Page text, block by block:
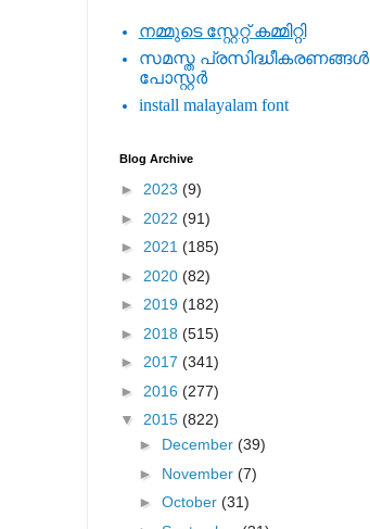
നമ്മുടെ സ്റ്റേറ്റ് കമ്മിറ്റി
സമസ്ത പ്രസിദ്ധീകരണങ്ങള്‍
പോസ്റ്റര്‍
install malayalam font
Blog Archive
► 2023 (9)
► 2022 (91)
► 2021 (185)
► 2020 (82)
► 2019 (182)
► 2018 (515)
► 2017 (341)
► 2016 (277)
▼ 2015 (822)
► December (39)
► November (7)
► October (31)